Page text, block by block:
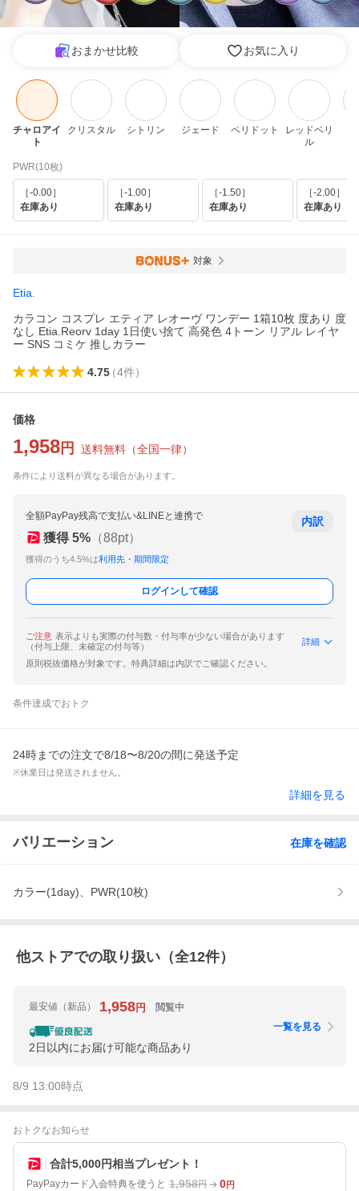
おまかせ比較 お気に入り
チャロアイ
ト
クリスタル シトリン ジェード ペリドット
レッドベリ
ル
PWR(10枚)
［-0.00］
在庫あり
［-1.00］
在庫あり
［-1.50］
在庫あり
［-2.00］
在庫あり
対象
Etia.
カラコン コスプレ エティア レオーヴ ワンデー 1箱10枚 度あり 度
なし Etia.Reorv 1day 1日使い捨て 高発色 4トーン リアル レイヤ
ー SNS コミケ 推しカラー
4.75（4件）
価格
1,958 円 送料無料 （全国一律）
条件により送料が異なる場合があります。
全額PayPay残高で支払い&LINEと連携で
獲得 5% （88pt）
獲得のうち4.5%は利用先・期間限定
内訳
ログインして確認
ご注意 表示よりも実際の付与数・付与率が少ない場合があります
（付与上限、未確定の付与等）
詳細
原則税抜価格が対象です。特典詳細は内訳でご確認ください。
条件達成でおトク
24時までの注文で8/18〜8/20の間に発送予定
※休業日は発送されません。
詳細を見る
バリエーション 在庫を確認
カラー(1day)、PWR(10枚)
他ストアでの取り扱い（全12件）
最安値 （新品） 1,958円 閲覧中
2日以内にお届け可能な商品あり
一覧を見る
8/9 13:00時点
おトクなお知らせ
合計5,000円相当プレゼント！
PayPayカード入会特典を使うと 1,958円 0円